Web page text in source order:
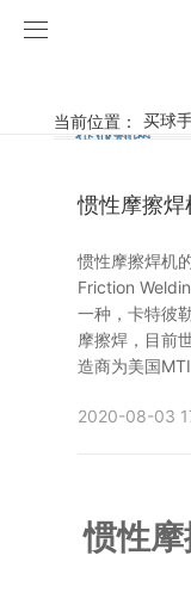
买球手机登录
旋弧焊机
摩擦焊机
惯性摩擦焊
简易数控铣床
产品视频
买球手机登录入口
行业新闻
案例展示
买球手机登录入
当前位置： 买球
行业新闻
企业动态
惯性摩擦焊
惯性摩擦焊机
Friction
一种，卡特彼
摩擦焊，目前
造商为美国
2020-08-03
惯性